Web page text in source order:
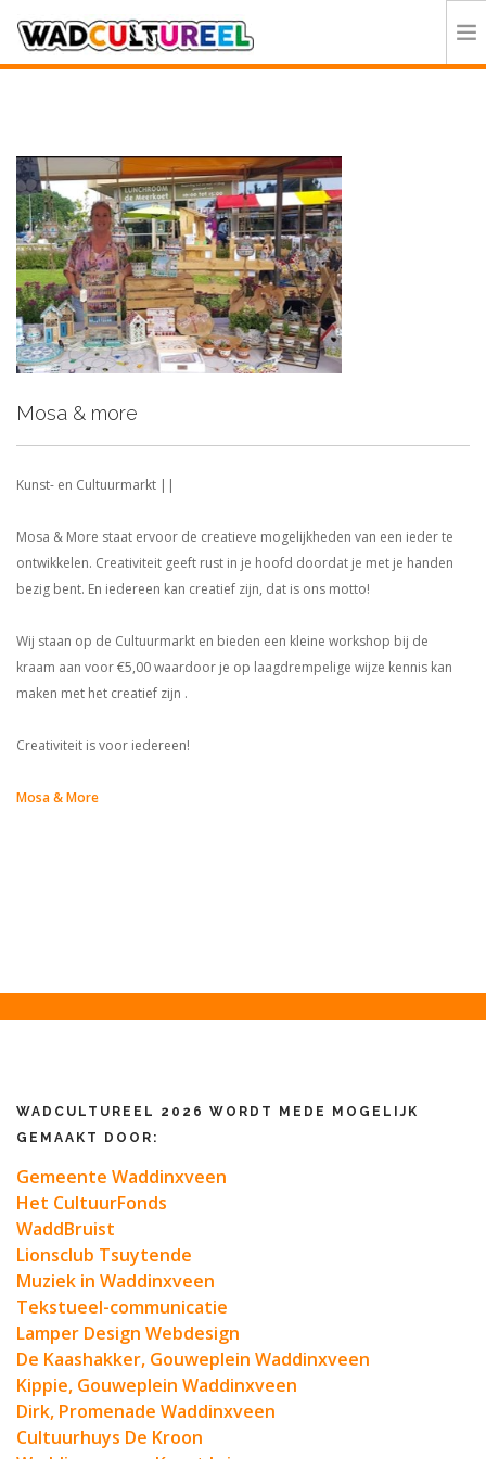
DEELNEMERS
DOE MEE
CONTACT
ORGANISATIE
Mosa & more
Kunst- en Cultuurmarkt ||
Mosa & More staat ervoor de creatieve mogelijkheden van een ieder te
ontwikkelen. Creativiteit geeft rust in je hoofd doordat je met je handen
bezig bent. En iedereen kan creatief zijn, dat is ons motto!
Wij staan op de Cultuurmarkt en bieden een kleine workshop bij de
kraam aan voor €5,00 waardoor je op laagdrempelige wijze kennis kan
maken met het creatief zijn .
Creativiteit is voor iedereen!
Mosa & More
WADCULTUREEL 2026 WORDT MEDE MOGELIJK
GEMAAKT DOOR:
Gemeente Waddinxveen
Het CultuurFonds
WaddBruist
Lionsclub Tsuytende
Muziek in Waddinxveen
Tekstueel-communicatie
Lamper Design Webdesign
De Kaashakker, Gouweplein Waddinxveen
Kippie, Gouweplein Waddinxveen
Dirk, Promenade Waddinxveen
Cultuurhuys De Kroon